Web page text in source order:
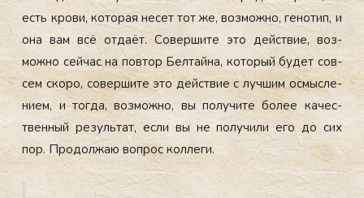
есть кро­ви, ко­торая не­сет тот же, воз­можно, ге­нотип, и
она вам всё от­да­ёт. Со­вер­ши­те это дей­ствие, воз­
можно сей­час на пов­тор Бел­тай­на, ко­торый бу­дет сов­
сем ско­ро, со­вер­ши­те это дей­ствие с луч­шим ос­мысле­
ни­ем, и тог­да, воз­можно, вы по­лучи­те бо­лее ка­чес­
твен­ный ре­зуль­тат, ес­ли вы не по­лучи­ли его до сих
пор.Про­дол­жаю воп­рос кол­ле­ги.